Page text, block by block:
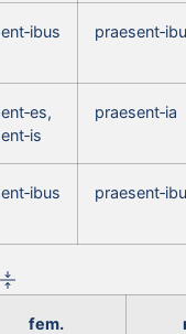
praesent‑ia
fem.